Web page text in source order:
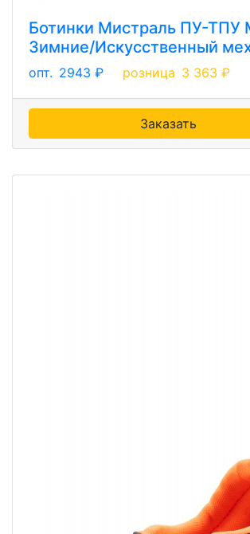
Ботинки Мистраль ПУ-
Зимние/Искусственный
опт. 2943 ₽ розница 3 363 ₽
Заказать